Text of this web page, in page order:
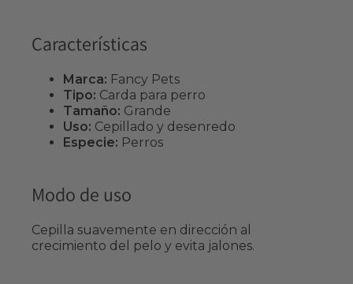
Características
Marca: Fancy Pets
Tipo: Carda para perro
Tamaño: Grande
Uso: Cepillado y desenredo
Especie: Perros
Modo de uso
Cepilla suavemente en dirección al
crecimiento del pelo y evita jalones.